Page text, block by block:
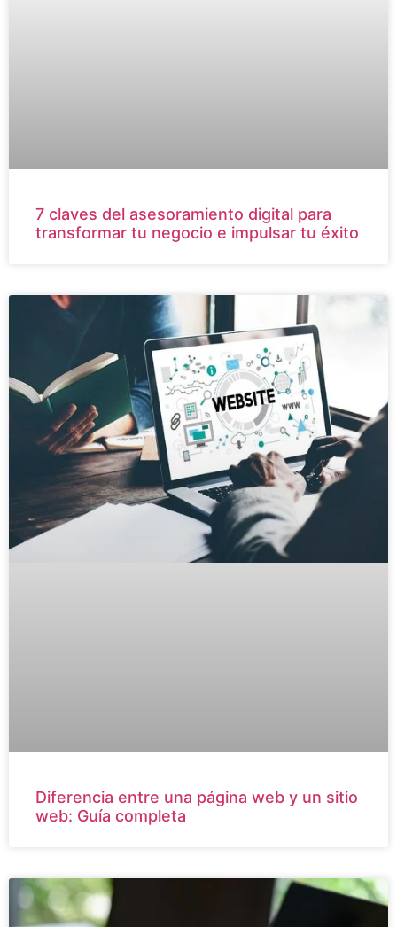
7 claves del asesoramiento digital para
transformar tu negocio e impulsar tu éxito
Diferencia entre una página web y un sitio
web: Guía completa